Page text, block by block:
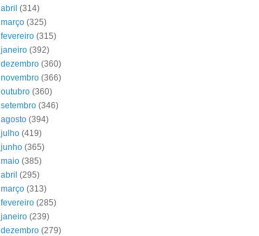
abril (314)
março (325)
fevereiro (315)
janeiro (392)
dezembro (360)
novembro (366)
outubro (360)
setembro (346)
agosto (394)
julho (419)
junho (365)
maio (385)
abril (295)
março (313)
fevereiro (285)
janeiro (239)
dezembro (279)